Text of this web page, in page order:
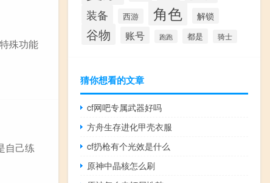
殊功能
自己练
装备 西游 角色 解锁
谷物 账号 跑跑 都是 骑士
猜你想看的文章
cf网吧专属武器好吗
方舟生存进化甲壳衣服
cf扔枪有个光效是什么
原神中晶核怎么刷